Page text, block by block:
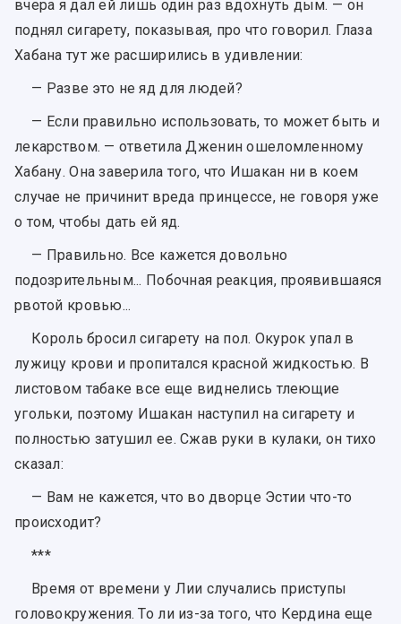
вчера я дал ей лишь один раз вдохнуть дым. — он
поднял сигарету, показывая, про что говорил. Глаза
Хабана тут же расширились в удивлении:
— Разве это не яд для людей?
— Если правильно использовать, то может быть и
лекарством. — ответила Дженин ошеломленному
Хабану. Она заверила того, что Ишакан ни в коем
случае не причинит вреда принцессе, не говоря уже
о том, чтобы дать ей яд.
— Правильно. Все кажется довольно
подозрительным... Побочная реакция, проявившаяся
рвотой кровью...
Король бросил сигарету на пол. Окурок упал в
лужицу крови и пропитался красной жидкостью. В
листовом табаке все еще виднелись тлеющие
угольки, поэтому Ишакан наступил на сигарету и
полностью затушил ее. Сжав руки в кулаки, он тихо
сказал:
— Вам не кажется, что во дворце Эстии что-то
происходит?
***
Время от времени у Лии случались приступы
головокружения. То ли из-за того, что Кердина еще